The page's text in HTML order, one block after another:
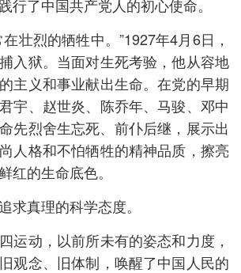
行了中国共产党人的初心使命。
壮烈的牺牲中。”1927年4月6日，
入狱。当面对生死考验，他从容地
主义和事业献出生命。在党的早期
宇、赵世炎、陈乔年、马骏、邓中
烈舍生忘死、前仆后继，展示出
人格和不怕牺牲的精神品质，擦亮
红的生命底色。
真理的科学态度。
运动，以前所未有的姿态和力度，
观念、旧体制，唤醒了中国人民的